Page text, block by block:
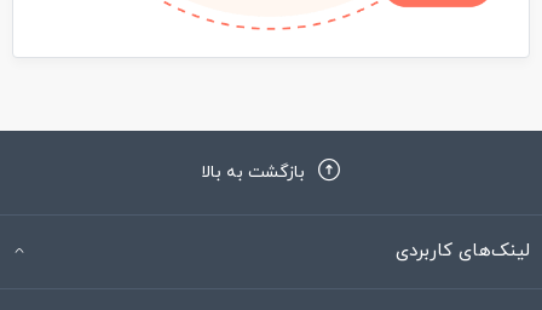
بازگشت به بالا
لینک‌های کاربردی